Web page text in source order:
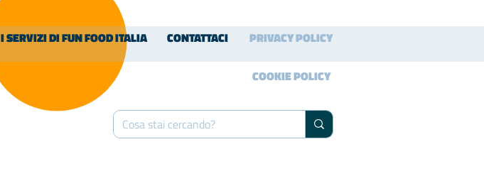
I SERVIZI DI FUN FOOD ITALIA CONTATTACI PRIVACY POLICY
COOKIE POLICY